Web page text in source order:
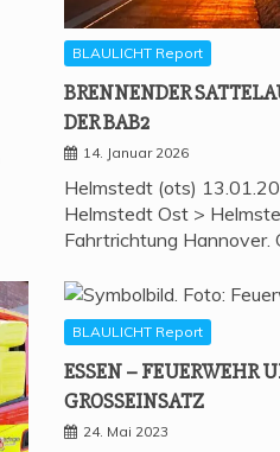
BLAULICHT Report
BREN­NEN­DER
DER BAB2
14. Januar 2026
Helmstedt (ots)
Helmstedt Ost >
Fahrtrichtung Hannover.
BLAULICHT Report
ESSEN – FEU­ER­WEHR
GROSSEINSATZ
24. Mai 2023